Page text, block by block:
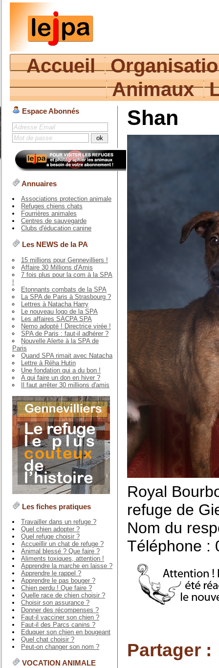
Accueil
Animaux
Espace Abonnés
Annuaires
Associations protection animale
Refuges chiens chats
Fourrières animales
Centres de sauvegarde
Clubs d'éducation canine
Les NEWS de la PA
15 millions pour Gennevilliers !
Affaire 30 Millions d'Amis
7 fois plus pour la com à la SPA
!
Etonnants combats de la SPA
La SPA de Paris à Strasbourg ?
Lettres à Natacha Harry
Le nouveau logo de la SPA
Les affaires SACPA SPA
Nemo adopté ! Directrice virée !
SPA de Paris : faut-il adhérer ?
Nouvelle Alerte à la SPA de
Paris
Quand SPA rimait avec Natacha
Lettre à Réha Hutin
Une fondation qui a du bon !
A qui faire un don en hiver ?
Il faut arrêter 30 millions d'amis
Les fiches pratiques
Travailler dans un refuge ?
Quel chien adopter ?
Quel refuge choisir ?
Accueillir un chat de refuge ?
Animal blessé ? Que faire ?
Aliments toxiques, attention !
Apprendre la marche en laisse ?
Apprendre le rappel ?
Apprendre le pas bouger ?
Chien perdu ! Que faire ?
Quelle race de chien choisir ?
Choisir son assurance ?
Donner des récompenses ?
Faut-il vacciner son chien ?
Faut-il des Parcs canins ?
Eduquer son chien en bougeant
Quel chat choisir ?
Peut-on changer son nom ?
VOCATION ANIMALE
Shan
Royal
refuge de
Nom du
Téléphone :
Partager :